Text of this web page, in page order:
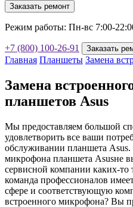
Заказать ремонт
Режим работы: Пн-вс 7:00-
+7 (800) 100-26-91 Заказать
Главная Планшеты Замена
Замена
планшетов Asus
Мы предоставляем большой
удовлетворить все ваши
обслуживании планшета Asus.
микрофона планшета Asusне
сервисной компании каких-то
команда профессионалов
сфере и соответствующую
встроенного микрофона? Вы